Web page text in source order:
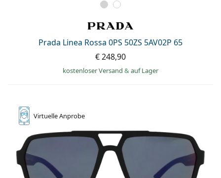
Prada Linea Rossa 0PS 50ZS 5AV02P 65
€ 248,90
kostenloser Versand & auf Lager
VirtuelleAnprobe